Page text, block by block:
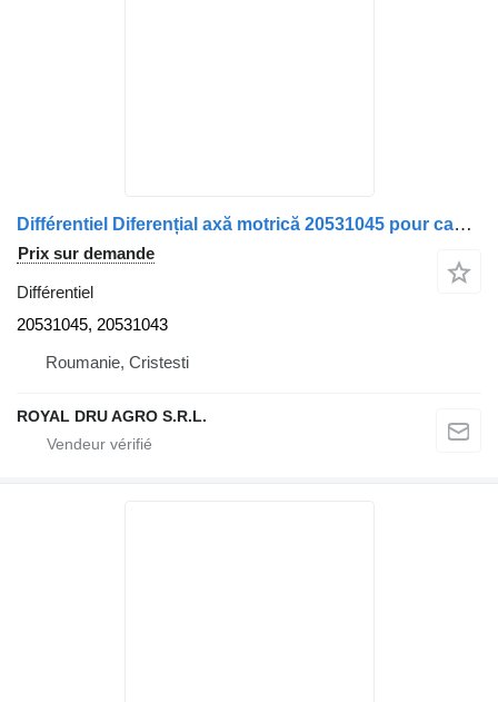
Différentiel Diferențial axă motrică 20531045 pour camion Volvo 20531045 20531043
Prix sur demande
Différentiel
20531045, 20531043
Roumanie, Cristesti
ROYAL DRU AGRO S.R.L.